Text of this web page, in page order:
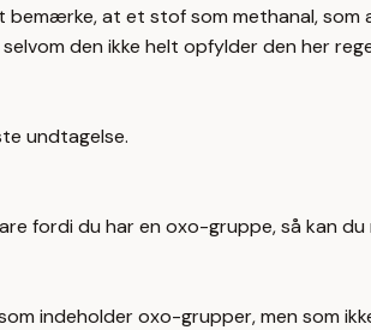
at et stof som methanal,
den ikke helt opfylder den her
undtagelse.
fordi du har en oxo-gruppe, så kan
indeholder oxo-grupper, men som